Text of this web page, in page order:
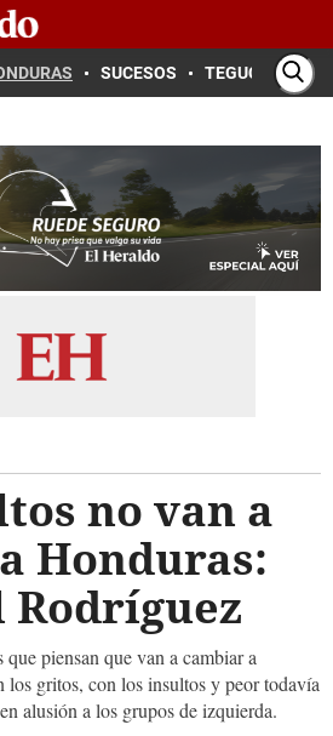
SUCESOS TEGUCIGALPA
no van a
Honduras:
Rodríguez
piensan que van a cambiar a
gritos, con los insultos y peor todavía
alusión a los grupos de izquierda.